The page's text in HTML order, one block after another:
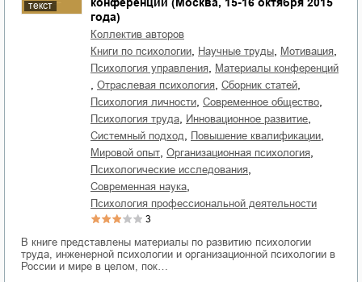
текст
года)
Коллектив авторов
книги по психологии
научные труды мотивация
психология управления материалы конференций
отраслевая психология сборник статей
психология личности современное общество
психология труда инновационное развитие
системный подход повышение квалификации
мировой опыт организационная психология
психологические исследования
современная наука
психология профессиональной деятельности
3
В книге представлены материалы по развитию психологии
труда, инженерной психологии и организационной психологии в
России и мире в целом, пок…